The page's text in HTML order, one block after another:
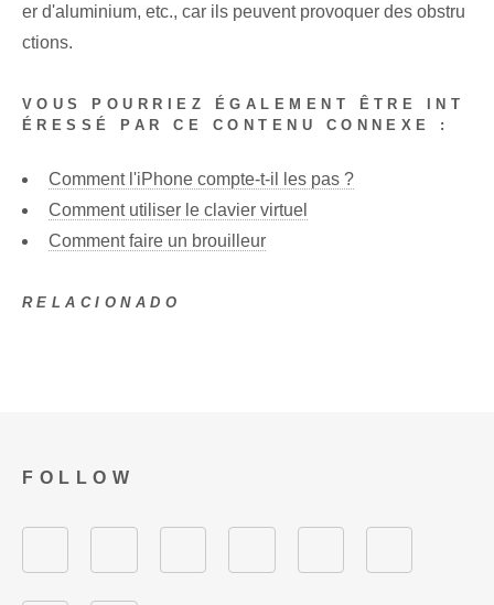
er d'aluminium, etc., car ils peuvent provoquer des obstru
ctions.
VOUS POURRIEZ ÉGALEMENT ÊTRE INT
ÉRESSÉ PAR CE CONTENU CONNEXE :
Comment l'iPhone compte-t-il les pas ?
Comment utiliser le clavier virtuel
Comment faire un brouilleur
RELACIONADO
FOLLOW